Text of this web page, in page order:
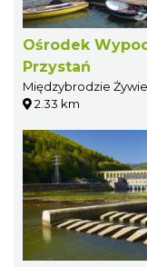
Ośrodek
Przystań
Międzybrodzie
2.33 km